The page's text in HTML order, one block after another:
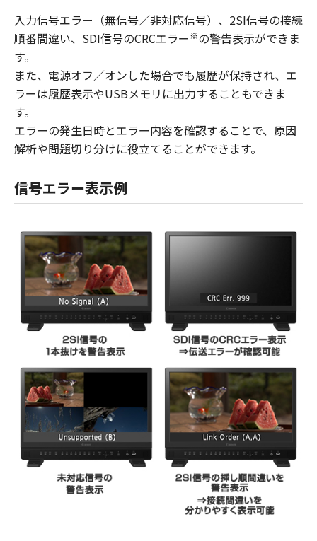
入力信号エラー（無信号／非対応信号）、2SI信号の接続
順番間違い、SDI信号のCRCエラー※の警告表示ができま
す。
また、電源オフ／オンした場合でも履歴が保持され、エ
ラーは履歴表示やUSBメモリに出力することもできま
す。
エラーの発生日時とエラー内容を確認することで、原因
解析や問題切り分けに役立てることができます。
信号エラー表示例